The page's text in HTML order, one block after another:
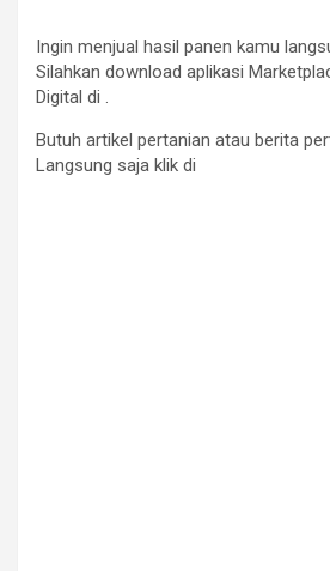
Ingin menjual hasil panen kamu
Silahkan download aplikasi
Digital di .
Butuh artikel pertanian atau berita
Langsung saja klik di